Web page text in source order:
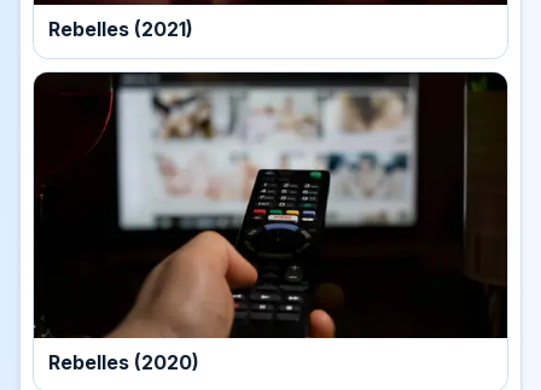
Rebelles (2021)
Rebelles (2020)